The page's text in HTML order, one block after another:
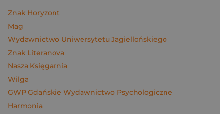
Znak Horyzont
Mag
Wydawnictwo Uniwersytetu Jagiellońskiego
Znak Literanova
Nasza Księgarnia
Wilga
GWP Gdańskie Wydawnictwo Psychologiczne
Harmonia